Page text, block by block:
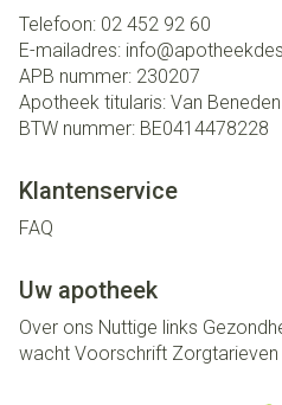
Telefoon: 02 452 92 60
E-mailadres: info@
APB nummer: 230207
Apotheek titularis: Van
BTW nummer: BE0414478228
Klantenservice
FAQ
Uw apotheek
Over ons Nuttige links
wacht Voorschrift Zorgtarieven